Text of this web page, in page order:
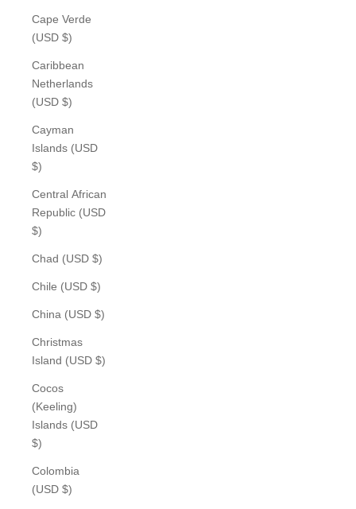
Cape Verde
(USD $)
Caribbean
Netherlands
(USD $)
Cayman
Islands (USD
$)
Central African
Republic (USD
$)
Chad (USD $)
Chile (USD $)
China (USD $)
Christmas
Island (USD $)
Cocos
(Keeling)
Islands (USD
$)
Colombia
(USD $)